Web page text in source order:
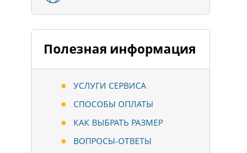
Полезная информация
УСЛУГИ СЕРВИСА
СПОСОБЫ ОПЛАТЫ
КАК ВЫБРАТЬ РАЗМЕР
ВОПРОСЫ-ОТВЕТЫ